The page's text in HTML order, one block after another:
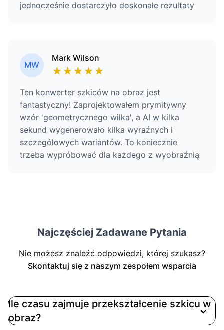
jednocześnie dostarczyło doskonałe rezultaty
MW
Mark Wilson
★★★★★
Ten konwerter szkiców na obraz jest
fantastyczny! Zaprojektowałem prymitywny
wzór 'geometrycznego wilka', a AI w kilka
sekund wygenerowało kilka wyraźnych i
szczegółowych wariantów. To koniecznie
trzeba wypróbować dla każdego z wyobraźnią
Najczęściej Zadawane Pytania
Nie możesz znaleźć odpowiedzi, której szukasz?
Skontaktuj się z naszym zespołem wsparcia
Ile czasu zajmuje przekształcenie szkicu w
obraz?